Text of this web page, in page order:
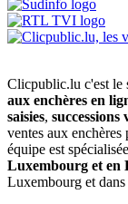
Clicpublic.lu c'est le
aux enchères en
saisies, successions
ventes aux enchères
équipe est
Luxembourg et en
Luxembourg et